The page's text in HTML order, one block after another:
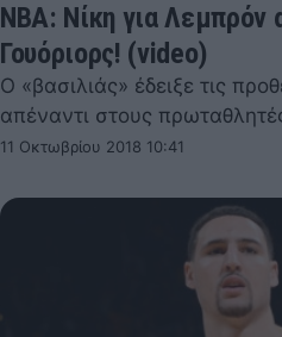
NBA: Νίκη για Λεμπρόν
Γουόριορς! (video)
Ο «βασιλιάς» έδειξε τις
απέναντι στους
11 Οκτωβρίου 2018 10:41